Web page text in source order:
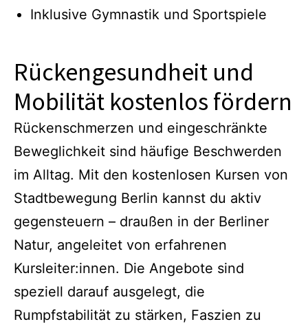
Inklusive Gymnastik und Sportspiele
Rückengesundheit und
Mobilität kostenlos fördern
Rückenschmerzen und eingeschränkte
Beweglichkeit sind häufige Beschwerden
im Alltag. Mit den kostenlosen Kursen von
Stadtbewegung Berlin kannst du aktiv
gegensteuern – draußen in der Berliner
Natur, angeleitet von erfahrenen
Kursleiter:innen. Die Angebote sind
speziell darauf ausgelegt, die
Rumpfstabilität zu stärken, Faszien zu